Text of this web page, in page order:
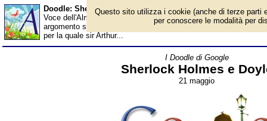
Doodle: Sherlock Holmes e Doyle - Almanacco
Voce dell'Almanacco del 21 maggio, per la rubrica 'I Doodle di
argomento storico e di fantascienza, accanto a studi sulla
per la quale sir Arthur...
I Doodle di Google
Sherlock Holmes e
21 maggio
Questo sito utilizza i cookie (anche di terze parti
per conoscere le modalità per